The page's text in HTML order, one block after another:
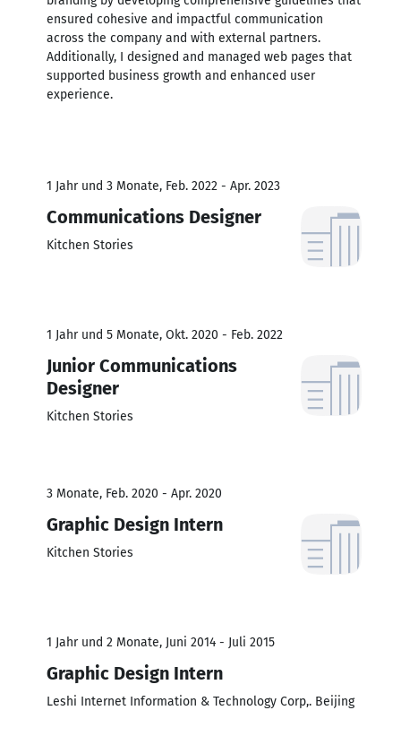
ensured cohesive and impactful communication
across the company and with external partners.
Additionally, I designed and managed web pages that
supported business growth and enhanced user
experience.
1 Jahr und 3 Monate, Feb. 2022 - Apr. 2023
Communications Designer
Kitchen Stories
1 Jahr und 5 Monate, Okt. 2020 - Feb. 2022
Junior Communications
Designer
Kitchen Stories
3 Monate, Feb. 2020 - Apr. 2020
Graphic Design Intern
Kitchen Stories
1 Jahr und 2 Monate, Juni 2014 - Juli 2015
Graphic Design Intern
Leshi Internet Information & Technology Corp,. Beijing